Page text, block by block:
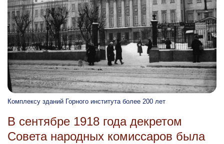
Комплексу зданий Горного института более 200 лет
В сентябре 1918 года декретом
Совета народных комиссаров была